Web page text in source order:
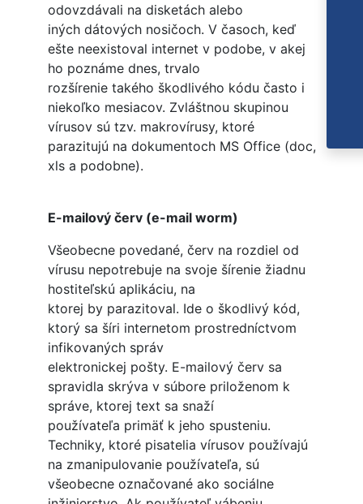
odovzdávali na disketách alebo
iných dátových nosičoch. V časoch, keď
ešte neexistoval internet v podobe, v akej
ho poznáme dnes, trvalo
rozšírenie takého škodlivého kódu často i
niekoľko mesiacov. Zvláštnou skupinou
vírusov sú tzv. makrovírusy, ktoré
parazitujú na dokumentoch MS Office (doc,
xls a podobne).
E-mailový červ (e-mail worm)
Všeobecne povedané, červ na rozdiel od
vírusu nepotrebuje na svoje šírenie žiadnu
hostiteľskú aplikáciu, na
ktorej by parazitoval. Ide o škodlivý kód,
ktorý sa šíri internetom prostredníctvom
infikovaných správ
elektronickej pošty. E-mailový červ sa
spravidla skrýva v súbore priloženom k
správe, ktorej text sa snaží
používateľa primäť k jeho spusteniu.
Techniky, ktoré pisatelia vírusov používajú
na zmanipulovanie používateľa, sú
všeobecne označované ako sociálne